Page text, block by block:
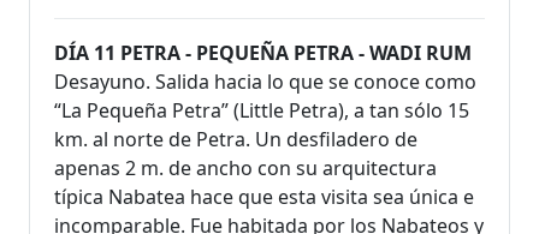
DÍA 11 PETRA - PEQUEÑA PETRA - WADI RUM
Desayuno. Salida hacia lo que se conoce como
“La Pequeña Petra” (Little Petra), a tan sólo 15
km. al norte de Petra. Un desfiladero de
apenas 2 m. de ancho con su arquitectura
típica Nabatea hace que esta visita sea única e
incomparable. Fue habitada por los Nabateos y